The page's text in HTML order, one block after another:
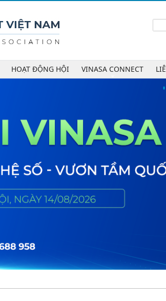
HOẠT ĐỘNG HỘI VINASA CONNECT
Chúc
W.H.Y
số DR
VINASA
Chúc
Tài
của
vRace
Cleeksy
nền
thưởng
Giải
DOOH
ngoài
liệu